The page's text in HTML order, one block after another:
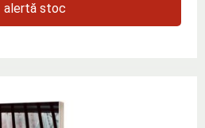
alertă stoc